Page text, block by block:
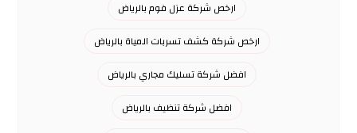
ارخص شركة عزل فوم بالرياض
ارخص شركة كشف تسربات المياة بالرياض
افضل شركة تسليك مجاري بالرياض
افضل شركة تنظيف بالرياض